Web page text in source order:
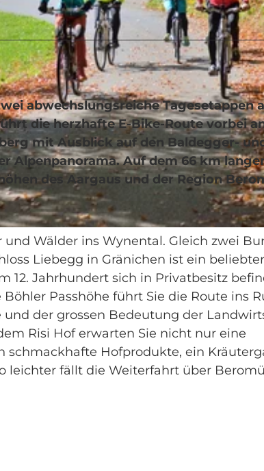
abwechslungsreiche Tagesetappen
die herzhafte E-Bike-Route vorbei
mit Ausblick auf den Baldegger-
Alpenpanorama. Auf dem 66 km
des Aargaus und der Region
Wälder ins Wynental. Gleich zwei
Liebegg in Gränichen ist ein
12. Jahrhundert sich in Privatbesitz
Passhöhe führt Sie die Route ins
der grossen Bedeutung der
Risi Hof erwarten Sie nicht nur eine
schmackhafte Hofprodukte, ein
leichter fällt die Weiterfahrt über